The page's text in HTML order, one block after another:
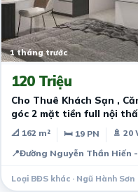
1 tháng trước
120 Triệu
Cho Thuê Khách Sạn ,
góc 2 mặt tiền full nội
📐 162 m² 🛏 19 PN
🚿 20
📍Đường Nguyễn Thần Hiến
Loại BĐS khác · Ngũ Hành Sơn